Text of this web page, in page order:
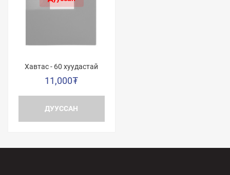
Хавтас - 60 хуудастай
11,000₮
ДУУССАН